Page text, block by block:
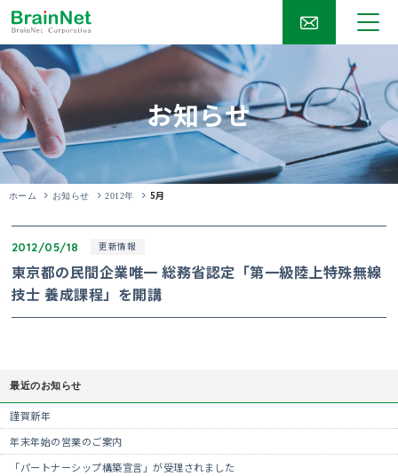
お知らせ
ホーム お知らせ 2012年 5月
2012/05/18 更新情報
東京都の民間企業唯一 総務省認定「第一級陸上特殊無線
技士 養成課程」を開講
最近のお知らせ
謹賀新年
年末年始の営業のご案内
「パートナーシップ構築宣言」が受理されました